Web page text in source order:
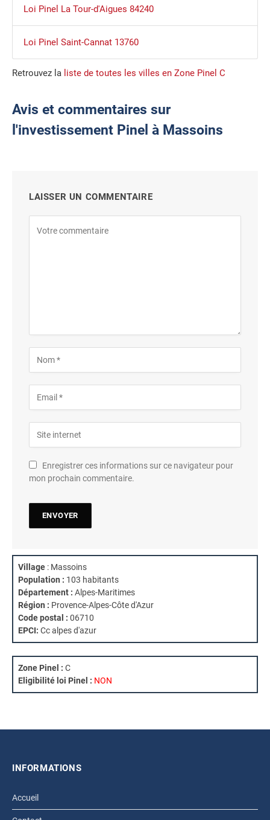
Loi Pinel La Tour-d'Aigues 84240
Loi Pinel Saint-Cannat 13760
Retrouvez la liste de toutes les villes en Zone Pinel C
Avis et commentaires sur
l'investissement Pinel à Massoins
LAISSER UN COMMENTAIRE
Enregistrer ces informations sur ce navigateur pour
mon prochain commentaire.
Village : Massoins
Population : 103 habitants
Département : Alpes-Maritimes
Région : Provence-Alpes-Côte d'Azur
Code postal : 06710
EPCI: Cc alpes d'azur
Zone Pinel : C
Eligibilité loi Pinel : NON
INFORMATIONS
Accueil